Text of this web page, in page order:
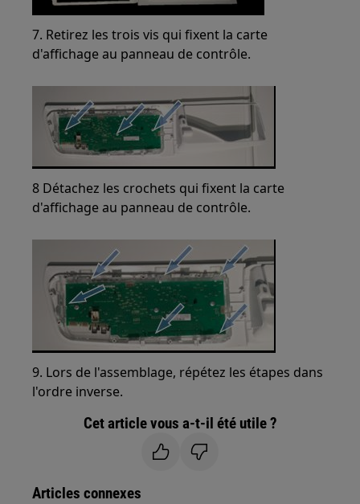
7. Retirez les trois vis qui fixent la carte
d'affichage au panneau de contrôle.
8 Détachez les crochets qui fixent la carte
d'affichage au panneau de contrôle.
9. Lors de l'assemblage, répétez les étapes dans
l'ordre inverse.
Cet article vous a-t-il été utile ?
Articles connexes